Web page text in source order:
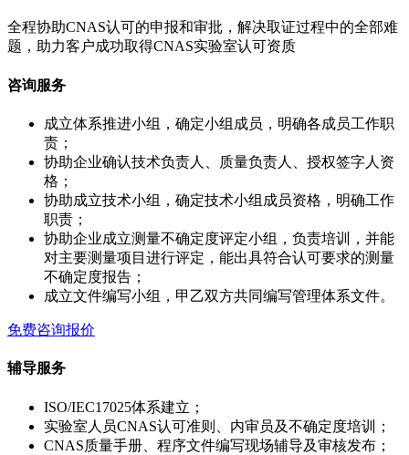
全程协助CNAS认可的申报和审批，解决取证过程中的全部难
题，助力客户成功取得CNAS实验室认可资质
咨询服务
成立体系推进小组，确定小组成员，明确各成员工作职
责；
协助企业确认技术负责人、质量负责人、授权签字人资
格；
协助成立技术小组，确定技术小组成员资格，明确工作
职责；
协助企业成立测量不确定度评定小组，负责培训，并能
对主要测量项目进行评定，能出具符合认可要求的测量
不确定度报告；
成立文件编写小组，甲乙双方共同编写管理体系文件。
免费咨询报价
辅导服务
ISO/IEC17025体系建立；
实验室人员CNAS认可准则、内审员及不确定度培训；
CNAS质量手册、程序文件编写现场辅导及审核发布；